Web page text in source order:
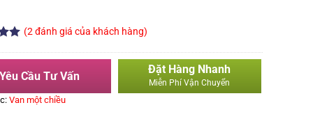
(2đánh giá của khách hàng)
Yêu Cầu Tư Vấn
Đặt Hàng Nhanh
Miễn Phí Vận Chuyển
Van một chiều